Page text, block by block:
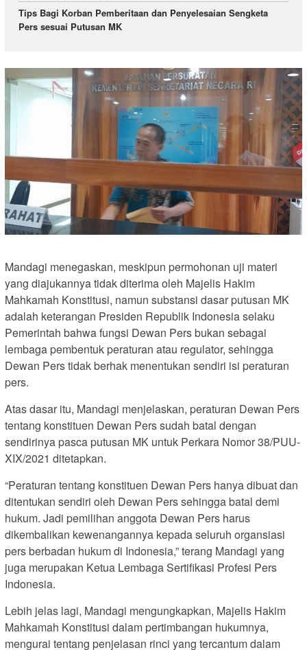
Tips Bagi Korban Pemberitaan dan Penyelesaian Sengketa
Pers sesuai Putusan MK
Mandagi menegaskan, meskipun permohonan uji materi
yang diajukannya tidak diterima oleh Majelis Hakim
Mahkamah Konstitusi, namun substansi dasar putusan MK
adalah keterangan Presiden Republik Indonesia selaku
Pemerintah bahwa fungsi Dewan Pers bukan sebagai
lembaga pembentuk peraturan atau regulator, sehingga
Dewan Pers tidak berhak menentukan sendiri isi peraturan
pers.
Atas dasar itu, Mandagi menjelaskan, peraturan Dewan Pers
tentang konstituen Dewan Pers sudah batal dengan
sendirinya pasca putusan MK untuk Perkara Nomor 38/PUU-
XIX/2021 ditetapkan.
“Peraturan tentang konstituen Dewan Pers hanya dibuat dan
ditentukan sendiri oleh Dewan Pers sehingga batal demi
hukum. Jadi pemilihan anggota Dewan Pers harus
dikembalikan kewenangannya kepada seluruh organsiasi
pers berbadan hukum di Indonesia,” terang Mandagi yang
juga merupakan Ketua Lembaga Sertifikasi Profesi Pers
Indonesia.
Lebih jelas lagi, Mandagi mengungkapkan, Majelis Hakim
Mahkamah Konstitusi dalam pertimbangan hukumnya,
mengurai tentang penjelasan rinci yang tercantum dalam